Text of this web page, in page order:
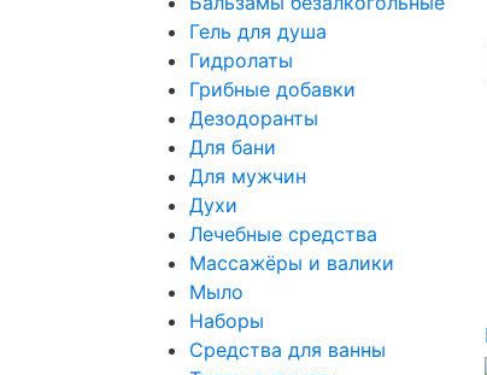
Гель для душа
Гидролаты
Грибные добавки
Дезодоранты
Для бани
Для мужчин
Духи
Лечебные средства
Массажёры и валики
Мыло
Наборы
Средства для ванны